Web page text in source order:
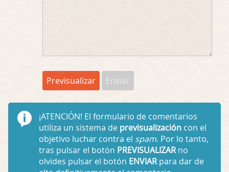
¡ATENCIÓN! El formulario de comentarios
utiliza un sistema de previsualizacióncon el
objetivo luchar contra el spam. Por lo tanto,
tras pulsar el botón PREVISUALIZARno
olvides pulsar el botón ENVIARpara dar de